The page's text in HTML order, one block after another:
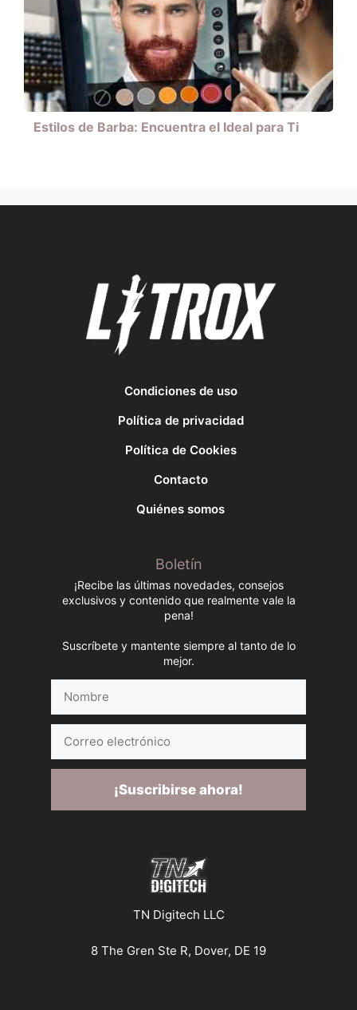
Estilos de Barba: Encuentra el Ideal para Ti
Condiciones de uso
Política de privacidad
Política de Cookies
Contacto
Quiénes somos
Boletín
¡Recibe las últimas novedades, consejos
exclusivos y contenido que realmente vale la
pena!
Suscríbete y mantente siempre al tanto de lo
mejor.
electrónico
¡Suscribirse ahora!
TN Digitech LLC
8 The Gren Ste R, Dover, DE 19